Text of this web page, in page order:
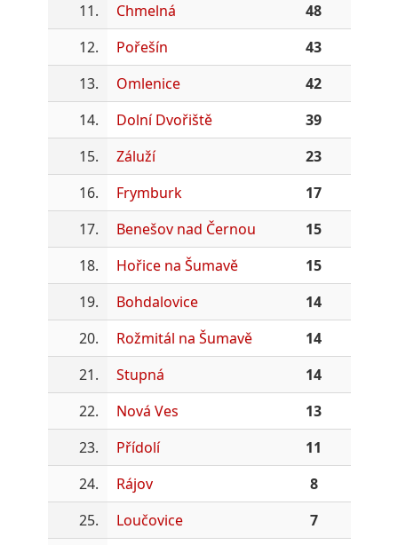
11.
Chmelná
48
12.
Pořešín
43
13.
Omlenice
42
14.
Dolní Dvořiště
39
15.
Záluží
23
16.
Frymburk
17
17.
Benešov nad Černou
15
18.
Hořice na Šumavě
15
19.
Bohdalovice
14
20.
Rožmitál na Šumavě
14
21.
Stupná
14
22.
Nová Ves
13
23.
Přídolí
11
24.
Rájov
8
25.
Loučovice
7